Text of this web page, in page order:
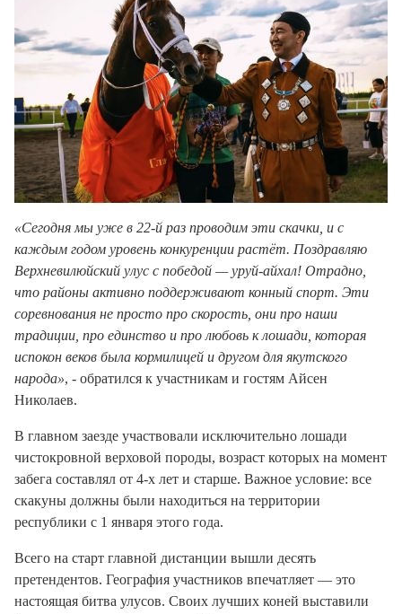
«Сегодня мы уже в 22-й раз проводим эти скачки, и с
каждым годом уровень конкуренции растёт. Поздравляю
Верхневилюйский улус с победой — уруй-айхал! Отрадно,
что районы активно поддерживают конный спорт. Эти
соревнования не просто про скорость, они про наши
традиции, про единство и про любовь к лошади, которая
испокон веков была кормилицей и другом для якутского
народа», - обратился к участникам и гостям Айсен
Николаев.
В главном заезде участвовали исключительно лошади
чистокровной верховой породы, возраст которых на момент
забега составлял от 4-х лет и старше. Важное условие: все
скакуны должны были находиться на территории
республики с 1 января этого года.
Всего на старт главной дистанции вышли десять
претендентов. География участников впечатляет — это
настоящая битва улусов. Своих лучших коней выставили